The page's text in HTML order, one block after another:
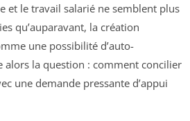
et le travail salarié ne semblent plus
qu’auparavant, la création
une possibilité d’auto-
alors la question : comment concilier
une demande pressante d’appui